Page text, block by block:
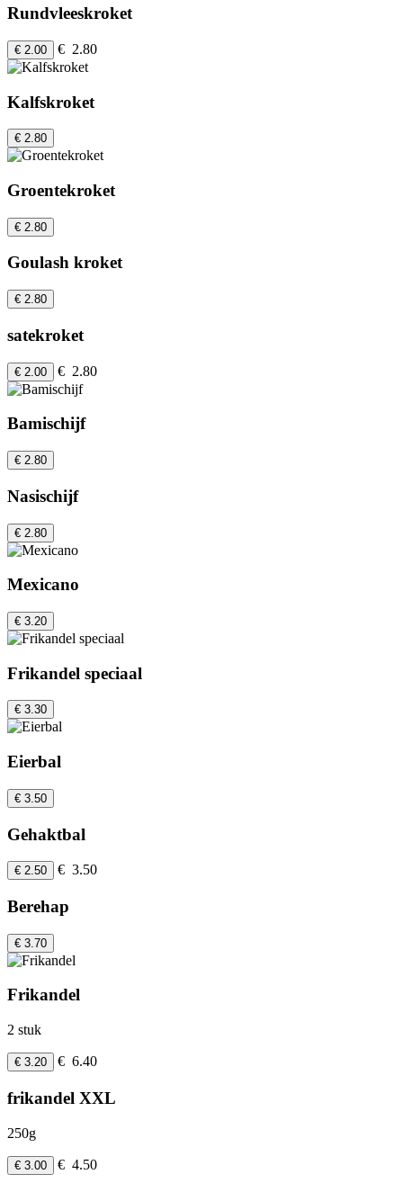
Rundvleeskroket
€ 2.00 € 2.80
Kalfskroket
€ 2.80
Groentekroket
€ 2.80
Goulash kroket
€ 2.80
satekroket
€ 2.00 € 2.80
Bamischijf
€ 2.80
Nasischijf
€ 2.80
Mexicano
€ 3.20
Frikandel speciaal
€ 3.30
Eierbal
€ 3.50
Gehaktbal
€ 2.50 € 3.50
Berehap
€ 3.70
Frikandel
2 stuk
€ 3.20 € 6.40
frikandel XXL
250g
€ 3.00 € 4.50